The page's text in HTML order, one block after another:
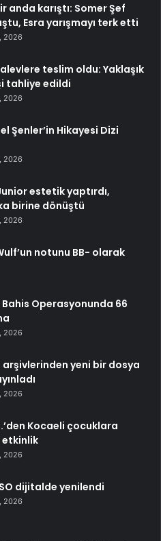
anda karıştı: Somer Şef
Esra yarışmayı terk etti
2026
teslim oldu: Yaklaşık
tahliye edildi
2026
Şenler’in Hikayesi Dizi
2026
estetik yaptırdı,
birine dönüştü
2026
notunu BB- olarak
Bahis Operasyonunda 66
2026
arşivlerinden yeni bir dosya
2026
Kocaeli çocuklara
etkinlik
2026
dijitalde yenilendi
2026